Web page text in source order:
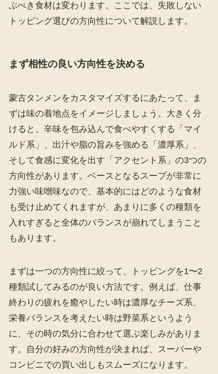
ぶべき食材は変わります。ここでは、失敗しない
トッピング選びの方向性について解説します。
まず相性の良い方向性を決める
蒙古タンメンをカスタマイズするにあたって、ま
ずは味の着地点をイメージしましょう。大きく分
けると、辛味を包み込んで食べやすくする「マイ
ルド系」、出汁や脂の旨みを強める「濃厚系」、
そして食感に変化を出す「アクセント系」の3つの
方向性があります。ベースとなるスープが非常に
力強い味噌味なので、基本的にはどのような食材
も受け止めてくれますが、あまりに多くの種類を
入れすぎると全体のバランスが崩れてしまうこと
もあります。
まずは一つの方向性に絞って、トッピングを1〜2
種類試してみるのが良い方法です。例えば、仕事
終わりの疲れを癒やしたい時は濃厚なチーズ系、
栄養バランスを考えたい時は野菜系というよう
に、その時の気分に合わせて選ぶ楽しみがありま
す。自分の好みの方向性が決まれば、スーパーや
コンビニでの買い出しもスムーズになります。